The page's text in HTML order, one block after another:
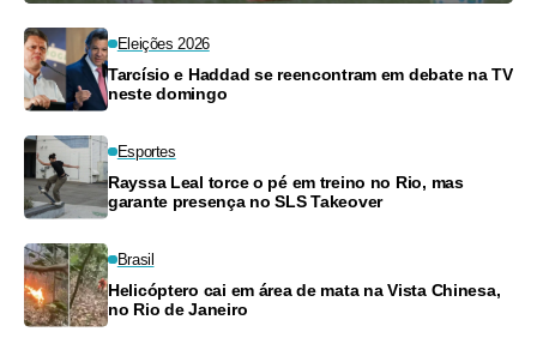
Eleições 2026
Tarcísio e Haddad se reencontram em debate na TV
neste domingo
Esportes
Rayssa Leal torce o pé em treino no Rio, mas
garante presença no SLS Takeover
Brasil
Helicóptero cai em área de mata na Vista Chinesa,
no Rio de Janeiro